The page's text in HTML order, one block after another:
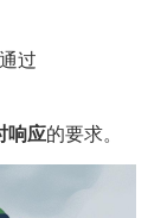
过
响应的要求。